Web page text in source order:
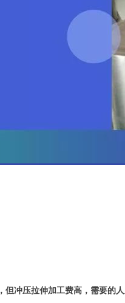
冲压拉伸加工费高，需要的